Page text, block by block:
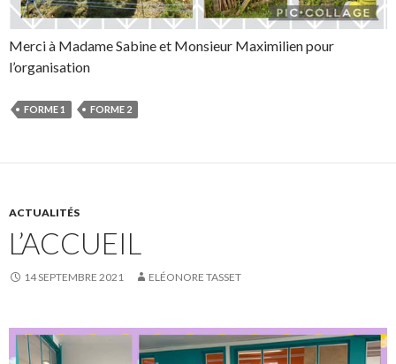
Merci à Madame Sabine et Monsieur Maximilien pour
l’organisation
FORME 1 FORME 2
ACTUALITÉS
L’ACCUEIL
14 SEPTEMBRE 2021 ELÉONORE TASSET